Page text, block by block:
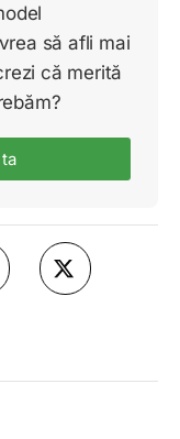
să afli mai
că merită